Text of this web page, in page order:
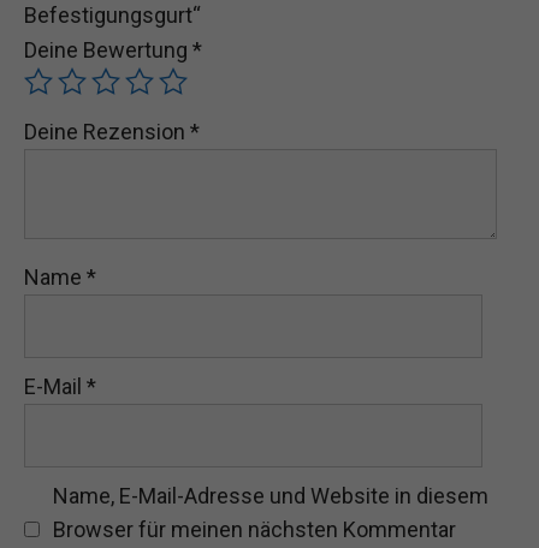
Befestigungsgurt“
Deine Bewertung *
Deine Rezension *
Name *
E-Mail *
Name, E-Mail-Adresse und Website in diesem
Browser für meinen nächsten Kommentar